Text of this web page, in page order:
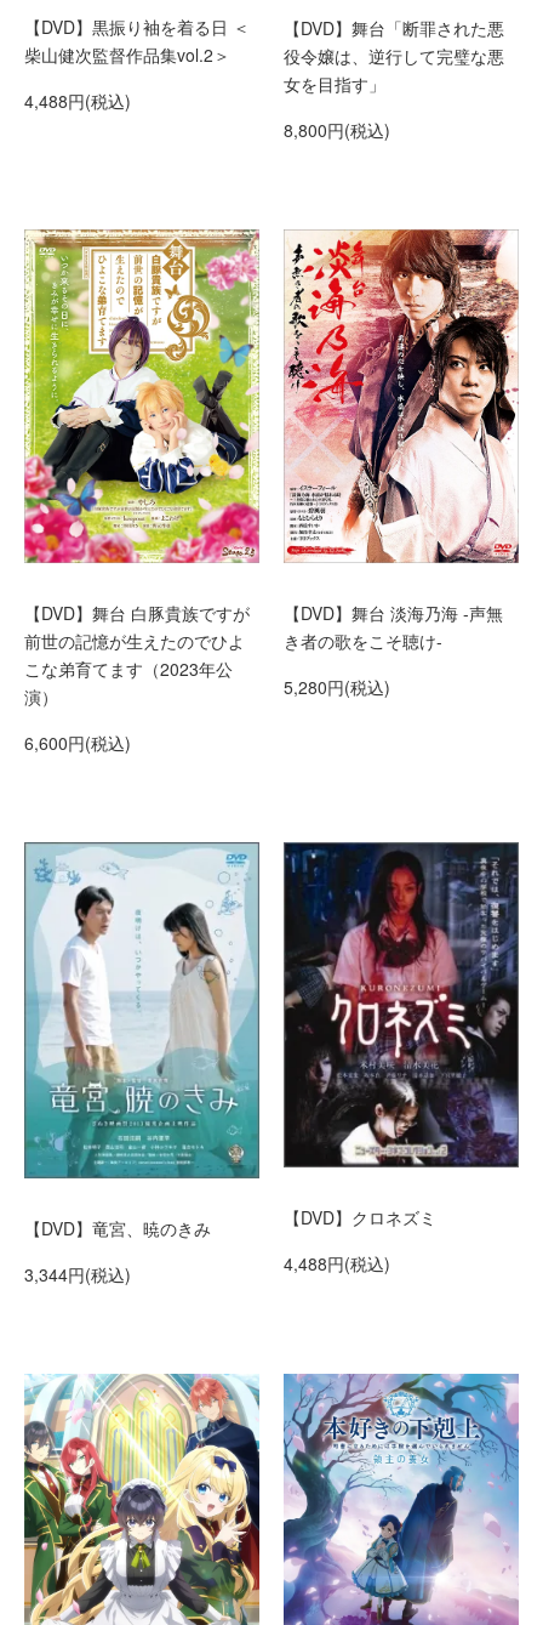
【DVD】黒振り袖を着る日 ＜
柴山健次監督作品集vol.2＞
4,488円(税込)
【DVD】舞台「断罪された悪
役令嬢は、逆行して完璧な悪
女を目指す」
8,800円(税込)
【DVD】舞台 白豚貴族ですが
前世の記憶が生えたのでひよ
こな弟育てます（2023年公
演）
6,600円(税込)
【DVD】舞台 淡海乃海 -声無
き者の歌をこそ聴け-
5,280円(税込)
【DVD】竜宮、暁のきみ
3,344円(税込)
【DVD】クロネズミ
4,488円(税込)